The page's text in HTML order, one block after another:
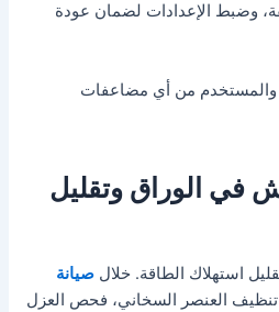
وضبط الإعدادات لضمان عودة
والمستخدم من أي مضاعفات
في الوراق وتقليل
استهلاك الطاقة. خلالصيانة
تنظيف العنصر السخاني، فحص العزل